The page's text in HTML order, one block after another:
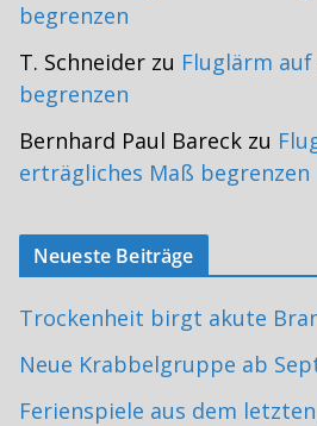
begrenzen
T. Schneider zu Fluglärm
begrenzen
Bernhard Paul Bareck zu
erträgliches Maß begrenzen
Neueste Beiträge
Trockenheit birgt akute
Neue Krabbelgruppe ab
Ferienspiele aus dem